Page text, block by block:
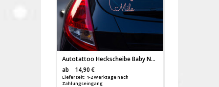
Autotattoo Heckscheibe Baby Name Pusteblume M1864
ab
14,90 €
Lieferzeit: 1-2 Werktage nach
Zahlungseingang